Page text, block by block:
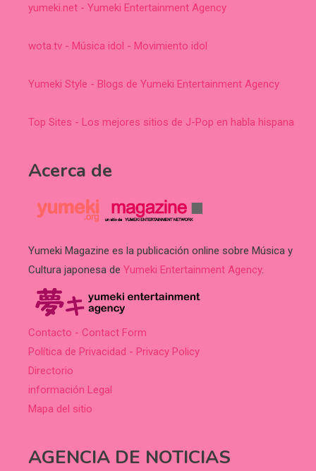
yumeki.net - Yumeki Entertainment Agency
wota.tv - Música idol - Movimiento idol
Yumeki Style - Blogs de Yumeki Entertainment Agency
Top Sites - Los mejores sitios de J-Pop en habla hispana
Acerca de
Yumeki Magazine es la publicación online sobre Música y
Cultura japonesa de Yumeki Entertainment Agency.
Contacto - Contact Form
Política de Privacidad - Privacy Policy
Directorio
información Legal
Mapa del sitio
AGENCIA DE NOTICIAS